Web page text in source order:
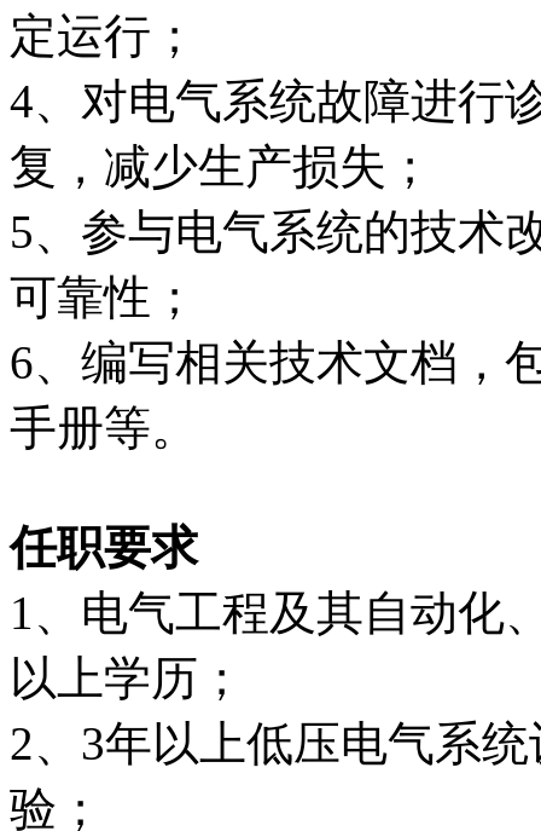
定运行；
4、对电气系统故障进行
复，减少生产损失；
5、参与电气系统的技术
可靠性；
6、编写相关技术文档，
手册等。
任职要求
1、电气工程及其自动化
以上学历；
2、3年以上低压电气系
验；